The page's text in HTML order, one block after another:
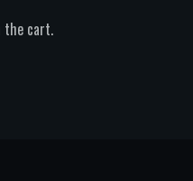
the cart.